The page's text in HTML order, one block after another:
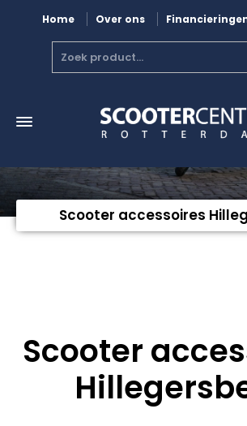
Home Over ons
Scooter accessoires
Scooter